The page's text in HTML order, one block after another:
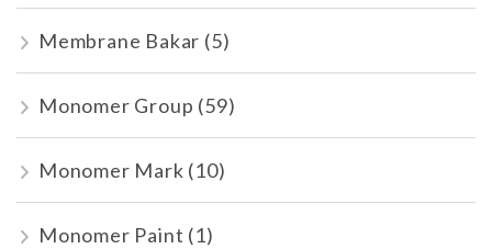
Membrane Bakar (5)
Monomer Group (59)
Monomer Mark (10)
Monomer Paint (1)